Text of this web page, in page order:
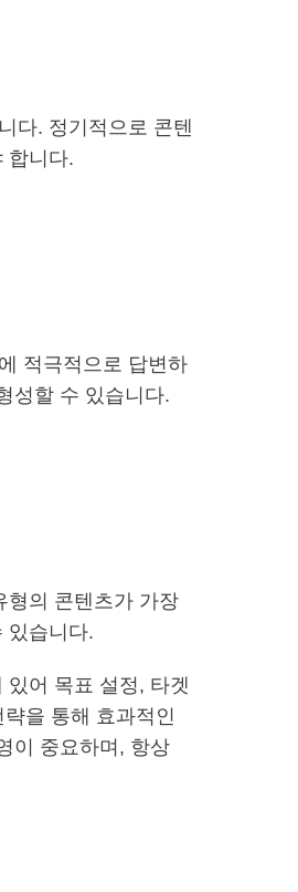
다. 정기적으로 콘텐
합니다.
적극적으로 답변하
성할 수 있습니다.
형의 콘텐츠가 가장
있습니다.
어 목표 설정, 타겟
을 통해 효과적인
이 중요하며, 항상